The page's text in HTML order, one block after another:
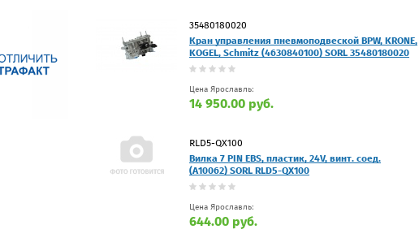
35480180020
Кран управления пневмоподвеской BPW, KRONE,
KOGEL, Schmitz (4630840100) SORL 35480180020
Цена Ярославль:
14 950.00 руб.
RLD5-QX100
Вилка 7 PIN EBS, пластик, 24V, винт. соед.
(A10062) SORL RLD5-QX100
Цена Ярославль:
644.00 руб.